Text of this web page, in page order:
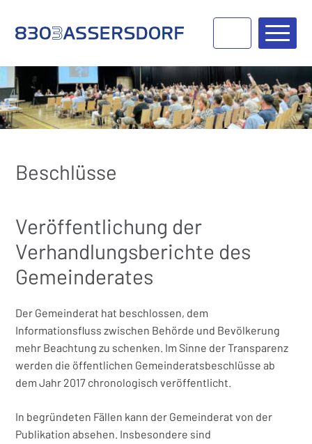
Navigieren in Bassersdorf
Beschlüsse
Veröffentlichung der
Verhandlungsberichte des
Gemeinderates
Der Gemeinderat hat beschlossen, dem
Informationsfluss zwischen Behörde und Bevölkerung
mehr Beachtung zu schenken. Im Sinne der Transparenz
werden die öffentlichen Gemeinderatsbeschlüsse ab
dem Jahr 2017 chronologisch veröffentlicht.
In begründeten Fällen kann der Gemeinderat von der
Publikation absehen. Insbesondere sind